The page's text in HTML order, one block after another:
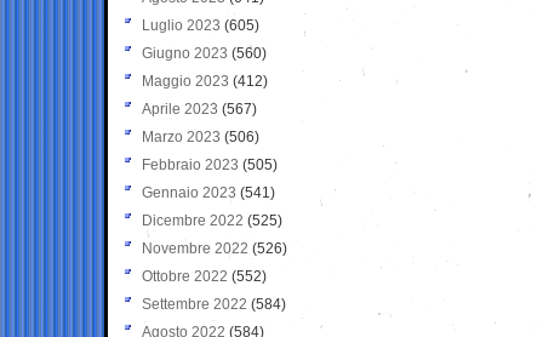
Luglio 2023 (605)
Giugno 2023 (560)
Maggio 2023 (412)
Aprile 2023 (567)
Marzo 2023 (506)
Febbraio 2023 (505)
Gennaio 2023 (541)
Dicembre 2022 (525)
Novembre 2022 (526)
Ottobre 2022 (552)
Settembre 2022 (584)
Agosto 2022 (584)